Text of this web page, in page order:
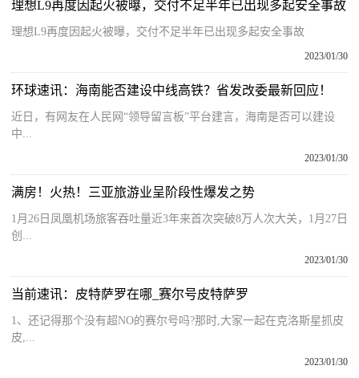
理想L9再度因起火被曝，交付不足半年已出现多起安全事故
理想L9再度因起火被曝，交付不足半年已出现多起安全事故
2023/01/30
环球速讯：海南能否建设中线高铁？省发改委最新回应！
近日，有网友在人民网“领导留言板”平台建言，海南是否可以建设
中...
2023/01/30
满房！火热！三亚旅游业呈阶段性爆发之势
1月26日凤凰机场旅客吞吐量近3年来首次突破8万人次大关，1月27日
创...
2023/01/30
当前速讯：皮特萨罗在哪_赛尔号皮特萨罗
1、还记得那个没有超NO的赛尔号吗?那时,大家一起在克洛斯星抓皮
皮,...
2023/01/30